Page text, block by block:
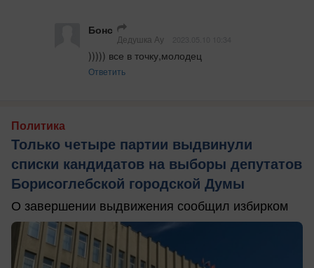
Бонс
Дедушка Ау
))))) все в точку,молодец
Ответить
Политика
Только четыре партии выдвинули
списки кандидатов на выборы депутатов
Борисоглебской городской Думы
О завершении выдвижения сообщил избирком